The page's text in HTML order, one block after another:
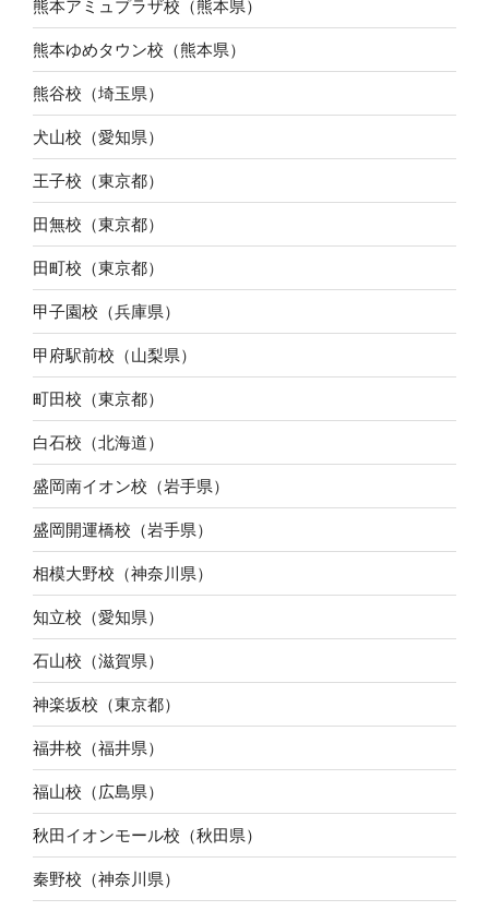
熊本アミュプラザ校（熊本県）
熊本ゆめタウン校（熊本県）
熊谷校（埼玉県）
犬山校（愛知県）
王子校（東京都）
田無校（東京都）
田町校（東京都）
甲子園校（兵庫県）
甲府駅前校（山梨県）
町田校（東京都）
白石校（北海道）
盛岡南イオン校（岩手県）
盛岡開運橋校（岩手県）
相模大野校（神奈川県）
知立校（愛知県）
石山校（滋賀県）
神楽坂校（東京都）
福井校（福井県）
福山校（広島県）
秋田イオンモール校（秋田県）
秦野校（神奈川県）